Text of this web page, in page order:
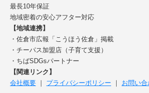
最長10年保証
地域密着の安心アフター対応
【地域連携】
・佐倉市広報「こうほう佐倉」掲載
・チーパス加盟店（子育て支援）
・ちばSDGsパートナー
【関連リンク】
会社概要 ｜ プライバシーポリシー ｜ お問い合